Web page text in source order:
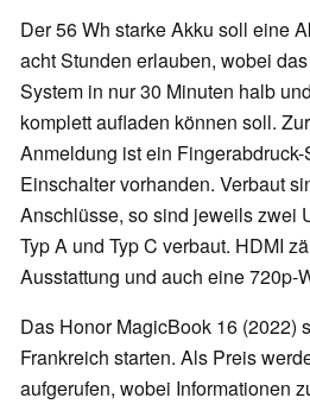
Der 56 Wh starke Akku soll eine
acht Stunden erlauben, wobei
System in nur 30 Minuten halb
komplett aufladen können soll.
Anmeldung ist ein
Einschalter vorhanden. Verbaut
Anschlüsse, so sind jeweils zwei
Typ A und Typ C verbaut. HDMI
Ausstattung und auch eine 720p-
Das Honor MagicBook 16 (2022)
Frankreich starten. Als Preis
aufgerufen, wobei Informationen